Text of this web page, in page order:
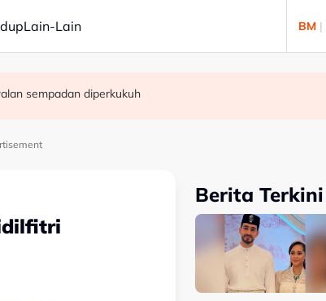
Lain-Lain BM |
sempadan diperkukuh
Berita Terkini